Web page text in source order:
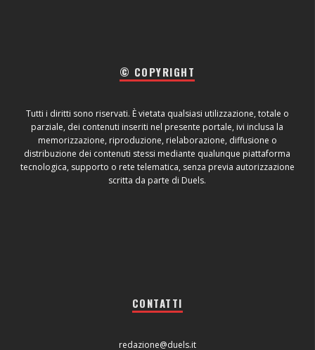
© COPYRIGHT
Tutti i diritti sono riservati. È vietata qualsiasi utilizzazione, totale o
parziale, dei contenuti inseriti nel presente portale, ivi inclusa la
memorizzazione, riproduzione, rielaborazione, diffusione o
distribuzione dei contenuti stessi mediante qualunque piattaforma
tecnologica, supporto o rete telematica, senza previa autorizzazione
scritta da parte di Duels.
CONTATTI
redazione@duels.it